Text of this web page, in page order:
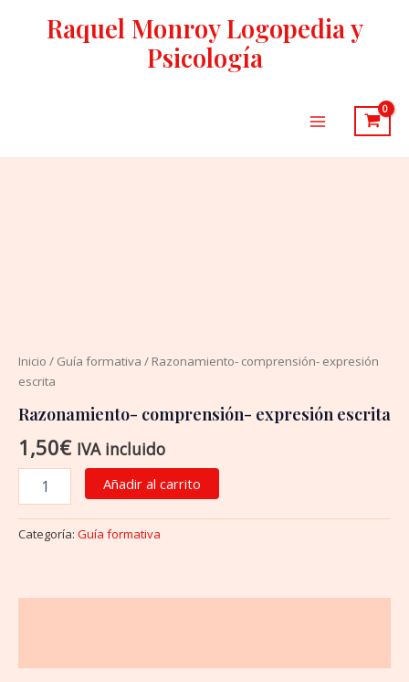
Raquel Monroy Logopedia y
Psicología
Menu
Inicio / Guía formativa / Razonamiento- comprensión- expresión
escrita
Razonamiento- comprensión- expresión escrita
1,50€ IVA incluido
Añadir al carrito
Categoría: Guía formativa